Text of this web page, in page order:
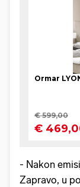
- Nakon
Zapravo, u